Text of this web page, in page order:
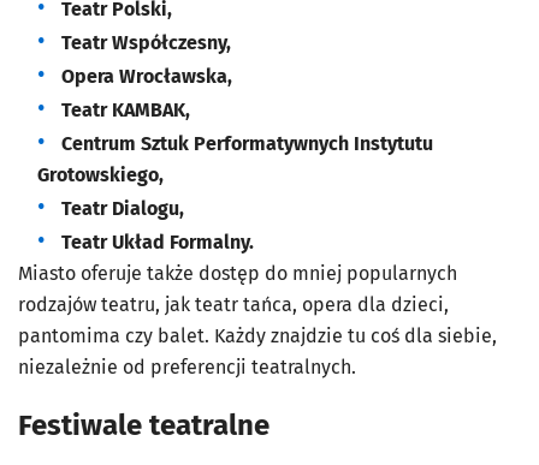
Teatr Polski,
Teatr Współczesny,
Opera Wrocławska,
Teatr KAMBAK,
Centrum Sztuk Performatywnych Instytutu
Grotowskiego,
Teatr Dialogu,
Teatr Układ Formalny.
Miasto oferuje także dostęp do mniej popularnych
rodzajów teatru, jak teatr tańca, opera dla dzieci,
pantomima czy balet. Każdy znajdzie tu coś dla siebie,
niezależnie od preferencji teatralnych.
Festiwale teatralne